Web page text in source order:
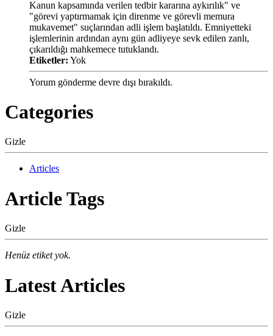
Kanun kapsamında verilen tedbir kararına aykırılık" ve
"görevi yaptırmamak için direnme ve görevli memura
mukavemet" suçlarından adli işlem başlatıldı. Emniyetteki
işlemlerinin ardından aynı gün adliyeye sevk edilen zanlı,
çıkarıldığı mahkemece tutuklandı.
Etiketler: Yok
Yorum gönderme devre dışı bırakıldı.
Categories
Gizle
Articles
Article Tags
Gizle
Henüz etiket yok.
Latest Articles
Gizle